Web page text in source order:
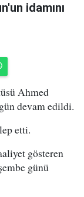
idamını
Ahmed
devam edildi.
etti.
gösteren
günü